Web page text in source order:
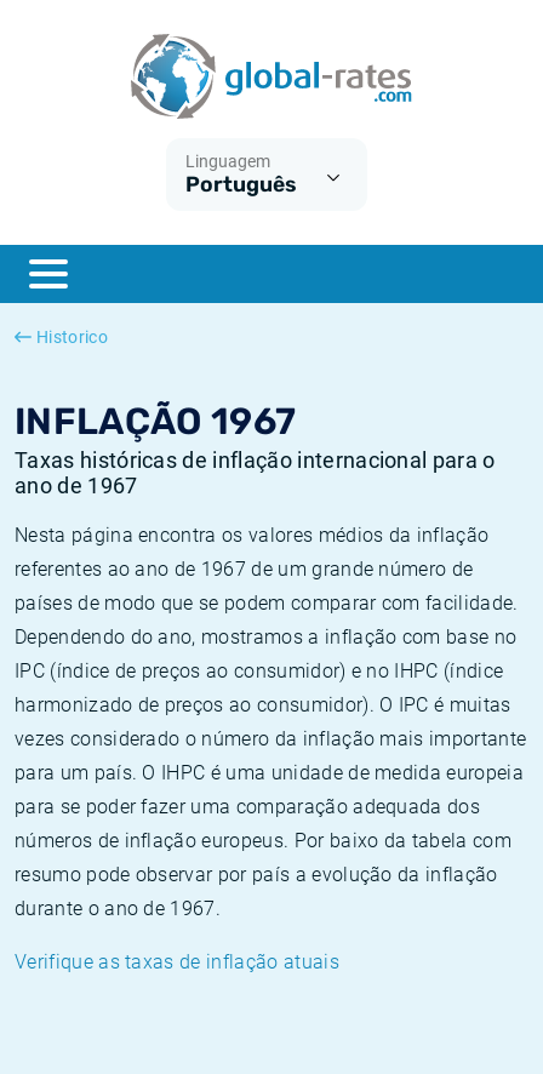
Linguagem
Português
Historico
INFLAÇÃO 1967
Taxas históricas de inflação internacional para o
ano de 1967
Nesta página encontra os valores médios da inflação
referentes ao ano de 1967 de um grande número de
países de modo que se podem comparar com facilidade.
Dependendo do ano, mostramos a inflação com base no
IPC (índice de preços ao consumidor) e no IHPC (índice
harmonizado de preços ao consumidor). O IPC é muitas
vezes considerado o número da inflação mais importante
para um país. O IHPC é uma unidade de medida europeia
para se poder fazer uma comparação adequada dos
números de inflação europeus. Por baixo da tabela com
resumo pode observar por país a evolução da inflação
durante o ano de 1967.
Verifique as taxas de inflação atuais
ESTER
SONIA
O que é a inflação do IPC?
O que é a inflação do IHPC?
Inflação Estados Unidos
Inflação Europa
Taxas Euribor históricas
Taxas ESTER históricas
Taxas SONIA históricas
Taxas TONAR históricas
Calculadora de inflação